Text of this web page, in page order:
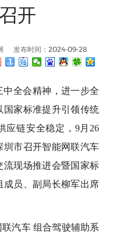
开
发布时间：2024-09-28
全会精神，进一步全
国家标准提升引领传统
应链安全稳定，9月26
圳市召开智能网联汽车
流现场推进会暨国家标
成员、副局长柳军出席
汽车 组合驾驶辅助系